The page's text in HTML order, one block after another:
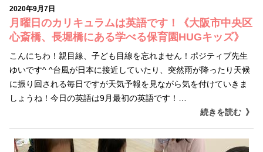
2020年9月7日
月曜日のカリキュラムは英語です！《大阪市中央区
心斎橋、長堀橋にある学べる保育園HUGキッズ》
こんにちわ！親目線、子ども目線を忘れません！ポジティブ先生
ゆいです^ ^台風が日本に接近していたり、突然雨が降ったり天候
に振り回される毎日ですが天気予報を見ながら気を付けていきま
しょうね！今日の英語は9月最初の英語です！…
続きを読む